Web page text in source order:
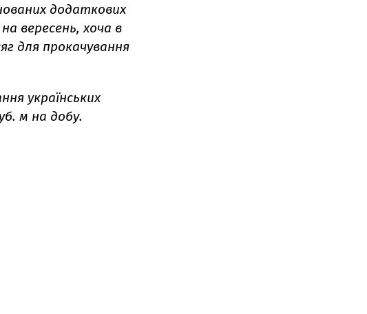
додаткових
вересень, хоча в
для прокачування
українських
м на добу.